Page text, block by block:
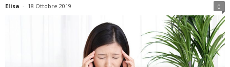
Elisa - 18 Ottobre 2019 0